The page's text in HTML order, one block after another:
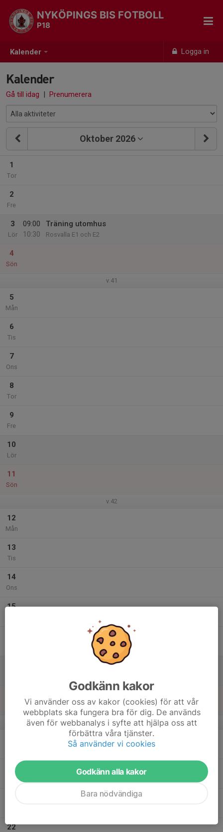
Kalender Logga in
NYKÖPINGS BIS FOTBOLL
P18
Kalender
Gå till idag | Prenumerera
Oktober 2026
1
Tor
2
Fre
3
Lör
09:00
10:30
Träning utomhus
Rosvalla E1 och E2
4
Sön
v.41
5
Mån
6
Tis
7
Ons
8
Tor
9
Fre
10
Lör
11
Sön
v.42
12
Mån
13
Tis
14
Ons
15
v.43
20
22
Godkänn kakor
Vi använder oss av kakor (cookies) för att vår
webbplats ska fungera bra för dig. De används
även för webbanalys i syfte att hjälpa oss att
förbättra våra tjänster.
Så använder vi cookies
Godkänn alla kakor
Bara nödvändiga